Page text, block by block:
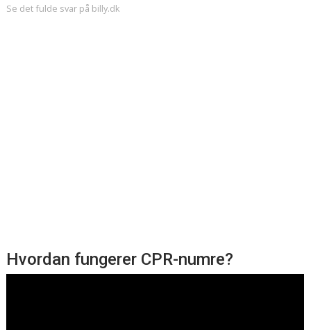
Se det fulde svar på billy.dk
Hvordan fungerer CPR-numre?